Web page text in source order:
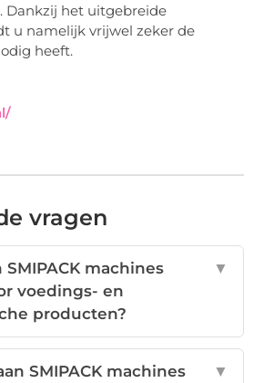
Dankzij het uitgebreide
u namelijk vrijwel zeker de
heeft.
vragen
machines
voedings- en
producten?
▼
SMIPACK machines
▼